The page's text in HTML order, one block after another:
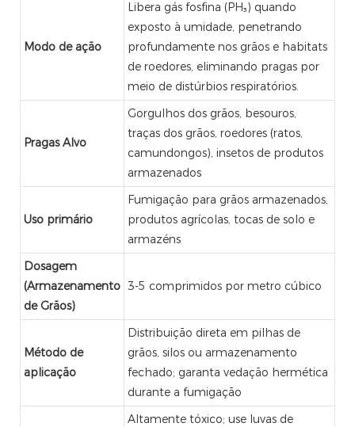
Modo de ação
Libera gás fosfina (PH₃) quando
exposto à umidade, penetrando
profundamente nos grãos e habitats
de roedores, eliminando pragas por
meio de distúrbios respiratórios.
Pragas Alvo
Gorgulhos dos grãos, besouros,
traças dos grãos, roedores (ratos,
camundongos), insetos de produtos
armazenados
Uso primário
Fumigação para grãos armazenados,
produtos agrícolas, tocas de solo e
armazéns
Dosagem
(Armazenamento
de Grãos)
3-5 comprimidos por metro cúbico
Método de
aplicação
Distribuição direta em pilhas de
grãos, silos ou armazenamento
fechado; garanta vedação hermética
durante a fumigação
Altamente tóxico; use luvas de